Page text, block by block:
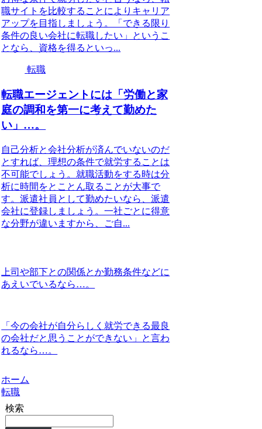
職サイトを比較することによりキャリア
アップを目指しましょう。「できる限り
条件の良い会社に転職したい」というこ
となら、資格を得るといっ...
転職
転職エージェントには「労働と家
庭の調和を第一に考えて勤めた
い」…。
自己分析と会社分析が済んでいないのだ
とすれば、理想の条件で就労することは
不可能でしょう。就職活動をする時は分
析に時間をとことん取ることが大事で
す。派遣社員として勤めたいなら、派遣
会社に登録しましょう。一社ごとに得意
な分野が違いますから、ご自...
上司や部下との関係とか勤務条件などに
あえいでいるなら…。
「今の会社が自分らしく就労できる最良
の会社だと思うことができない」と言わ
れるなら…。
ホーム
転職
検索